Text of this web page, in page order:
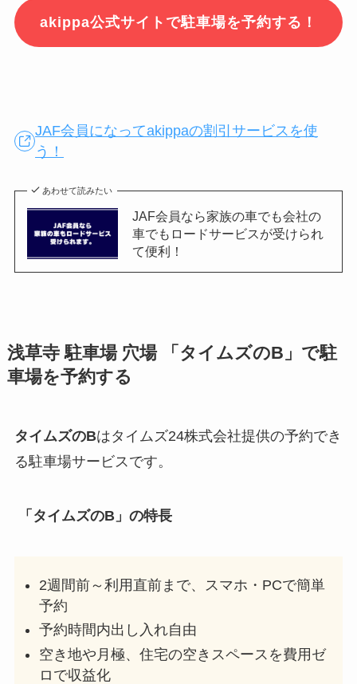
akippa公式サイトで駐車場を予約する！
JAF会員になってakippaの割引サービスを使
う！
あわせて読みたい
JAF会員なら家族の車でも会社の
車でもロードサービスが受けられ
て便利！
浅草寺 駐車場 穴場 「タイムズのB」で駐
車場を予約する
タイムズのBはタイムズ24株式会社提供の予約でき
る駐車場サービスです。
「タイムズのB」の特長
2週間前～利用直前まで、スマホ・PCで簡単
予約
予約時間内出し入れ自由
空き地や月極、住宅の空きスペースを費用ゼ
ロで収益化